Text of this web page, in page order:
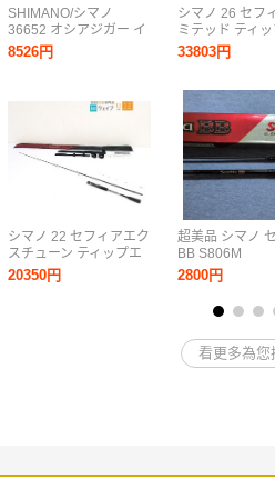
SHIMANO/シマノ
36652 オシアジガー イ
ンフィニティ B634 ベ
イトロッド ジギングロ
8526円
シマノ 22 セフィアエク
スチューン ティップエ
ギング S68MH-S 美品
20350円
シマノ 26 セフ
ミテッド ティ
ング S511M-S
33803円
超美品 シマノ
BB S806M
2800円
看更多為您